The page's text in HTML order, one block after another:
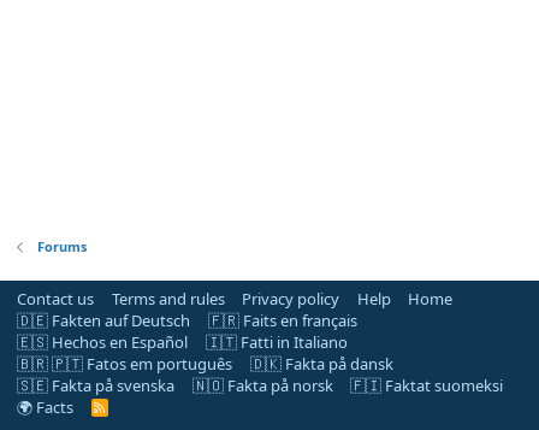
Forums
Contact us Terms and rules Privacy policy Help
Home
🇩🇪 Fakten auf Deutsch
🇫🇷 Faits en français
🇪🇸 Hechos en Español
🇮🇹 Fatti in Italiano
🇧🇷 🇵🇹 Fatos em português
🇩🇰 Fakta på dansk
🇸🇪 Fakta på svenska
🇳🇴 Fakta på norsk
🇫🇮 Faktat suomeksi
🌍 Facts
R